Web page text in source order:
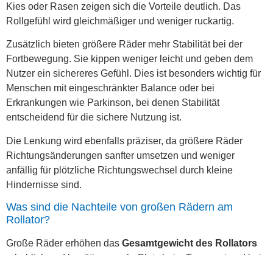
Kies oder Rasen zeigen sich die Vorteile deutlich. Das
Rollgefühl wird gleichmäßiger und weniger ruckartig.
Zusätzlich bieten größere Räder mehr Stabilität bei der
Fortbewegung. Sie kippen weniger leicht und geben dem
Nutzer ein sichereres Gefühl. Dies ist besonders wichtig für
Menschen mit eingeschränkter Balance oder bei
Erkrankungen wie Parkinson, bei denen Stabilität
entscheidend für die sichere Nutzung ist.
Die Lenkung wird ebenfalls präziser, da größere Räder
Richtungsänderungen sanfter umsetzen und weniger
anfällig für plötzliche Richtungswechsel durch kleine
Hindernisse sind.
Was sind die Nachteile von großen Rädern am
Rollator?
Große Räder erhöhen das Gesamtgewicht des Rollators